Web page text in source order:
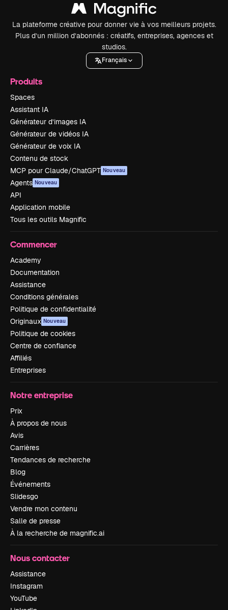
La plateforme créative pour donner vie à vos meilleurs projets.
Plus d’un million d’abonnés : créatifs, entreprises, agences et
studios.
Français
Produits
Spaces
Assistant IA
Générateur d’images IA
Générateur de vidéos IA
Générateur de voix IA
Contenu de stock
MCP pour Claude/ChatGPT Nouveau
Agents Nouveau
API
Application mobile
Tous les outils Magnific
Commencer
Academy
Documentation
Assistance
Conditions générales
Politique de confidentialité
Originaux Nouveau
Politique de cookies
Centre de confiance
Affiliés
Entreprises
Notre entreprise
Prix
À propos de nous
Avis
Carrières
Tendances de recherche
Blog
Événements
Slidesgo
Vendre mon contenu
Salle de presse
À la recherche de magnific.ai
Nous contacter
Assistance
Instagram
YouTube